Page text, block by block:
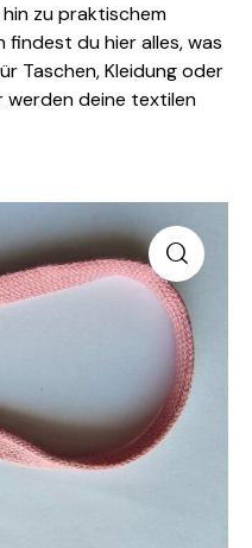
zu praktischem
du hier alles, was
Taschen, Kleidung oder
werden deine textilen